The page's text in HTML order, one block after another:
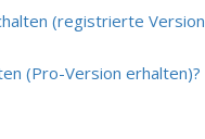
(registrierte Version
(Pro-Version erhalten)?